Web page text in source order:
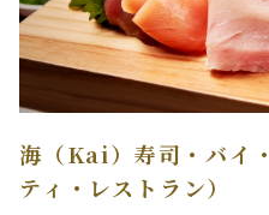
海（Kai）寿司・バイ
ティ・レストラン）